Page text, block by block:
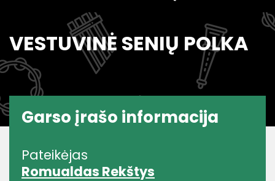
VESTUVINĖ SENIŲ POLKA
Garso įrašo informacija
Pateikėjas
Romualdas Rekštys